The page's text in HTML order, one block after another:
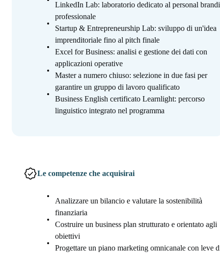
LinkedIn Lab: laboratorio dedicato al personal
professionale
Startup & Entrepreneurship Lab: sviluppo di un'idea
imprenditoriale fino al pitch finale
Excel for Business: analisi e gestione dei dati con
applicazioni operative
Master a numero chiuso: selezione in due fasi per
garantire un gruppo di lavoro qualificato
Business English certificato Learnlight: percorso
linguistico integrato nel programma
Le competenze che acquisirai
Analizzare un bilancio e valutare la sostenibilità
finanziaria
Costruire un business plan strutturato e orientato agli
obiettivi
Progettare un piano marketing omnicanale con leve